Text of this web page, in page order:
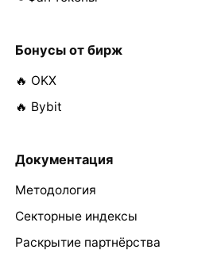
Бонусы от бирж
🔥 OKX
🔥 Bybit
Документация
Методология
Секторные индексы
Раскрытие партнёрства